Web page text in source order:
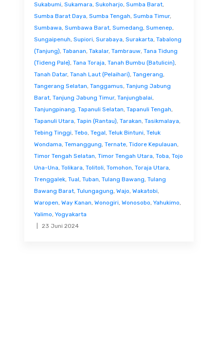
Sukabumi, Sukamara, Sukoharjo, Sumba Barat,
Sumba Barat Daya, Sumba Tengah, Sumba Timur,
Sumbawa, Sumbawa Barat, Sumedang, Sumenep,
Sungaipenuh, Supiori, Surabaya, Surakarta, Tabalong
(Tanjung), Tabanan, Takalar, Tambrauw, Tana Tidung
(Tideng Pale), Tana Toraja, Tanah Bumbu (Batulicin),
Tanah Datar, Tanah Laut (Pelaihari), Tangerang,
Tangerang Selatan, Tanggamus, Tanjung Jabung
Barat, Tanjung Jabung Timur, Tanjungbalai,
Tanjungpinang, Tapanuli Selatan, Tapanuli Tengah,
Tapanuli Utara, Tapin (Rantau), Tarakan, Tasikmalaya,
Tebing Tinggi, Tebo, Tegal, Teluk Bintuni, Teluk
Wondama, Temanggung, Ternate, Tidore Kepulauan,
Timor Tengah Selatan, Timor Tengah Utara, Toba, Tojo
Una-Una, Tolikara, Tolitoli, Tomohon, Toraja Utara,
Trenggalek, Tual, Tuban, Tulang Bawang, Tulang
Bawang Barat, Tulungagung, Wajo, Wakatobi,
Waropen, Way Kanan, Wonogiri, Wonosobo, Yahukimo,
Yalimo, Yogyakarta
23 Juni 2024